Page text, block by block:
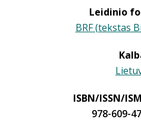
Leidinio
BRF (tekstas
ISBN/ISSN/
978-609-